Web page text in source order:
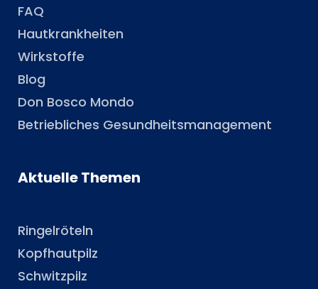
FAQ
Hautkrankheiten
Wirkstoffe
Blog
Don Bosco Mondo
Betriebliches Gesundheitsmanagement
Aktuelle Themen
Ringelröteln
Kopfhautpilz
Schwitzpilz